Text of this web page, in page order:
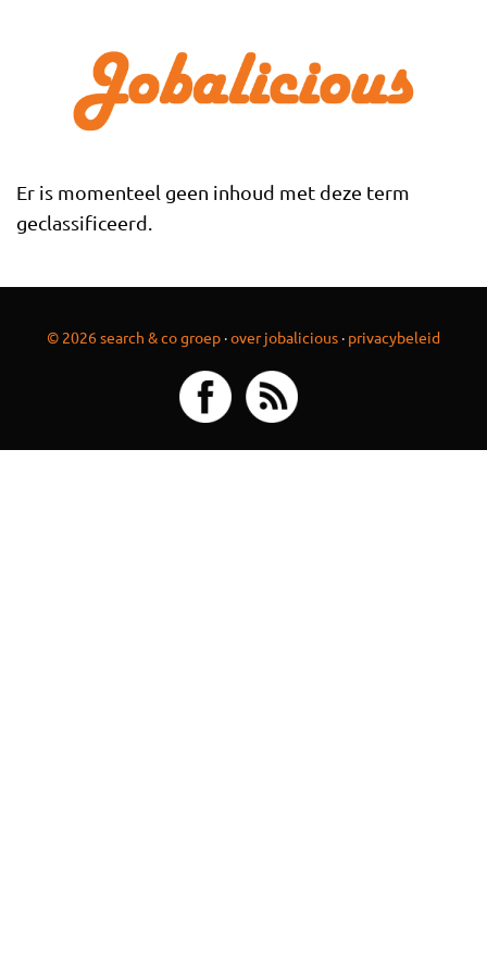
Er is momenteel geen inhoud met deze term
geclassificeerd.
© 2026 search & co groep ·over jobalicious · privacybeleid